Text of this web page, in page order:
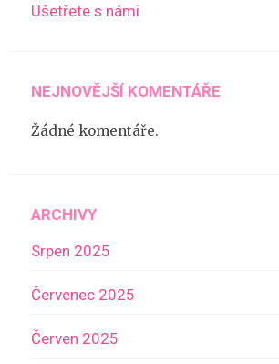
Ušetřete s námi
NEJNOVĚJŠÍ KOMENTÁŘE
Žádné komentáře.
ARCHIVY
Srpen 2025
Červenec 2025
Červen 2025